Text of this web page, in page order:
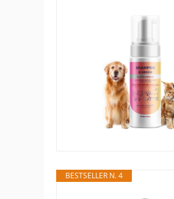
BESTSELLER N. 4